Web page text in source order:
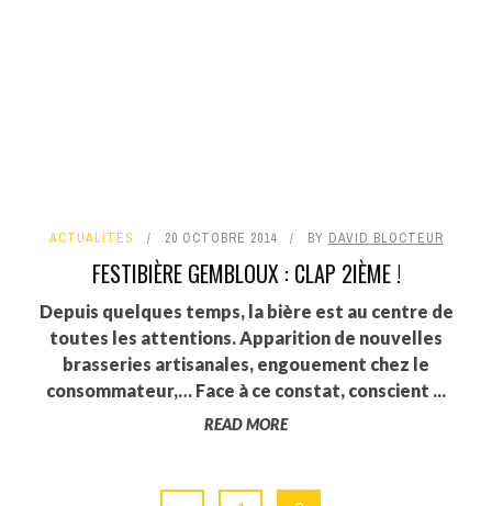
ACTUALITÉS 20 OCTOBRE 2014 BY DAVID BLOCTEUR
FESTIBIÈRE GEMBLOUX : CLAP 2IÈME !
Depuis quelques temps, la bière est au centre de
toutes les attentions. Apparition de nouvelles
brasseries artisanales, engouement chez le
consommateur,… Face à ce constat, conscient ...
READ MORE